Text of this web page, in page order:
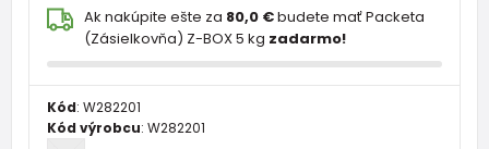
Ak nakúpite ešte za 80,0 €budete mať Packeta
(Zásielkovňa) Z-BOX 5 kg zadarmo!
Kód: W282201
Kód výrobcu: W282201